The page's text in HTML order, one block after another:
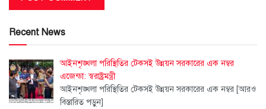
Recent News
আইনশৃঙ্খলা পরিস্থিতির টেকসই উন্নয়ন সরকারের এক নম্বর
এজেন্ডা: স্বরাষ্ট্রমন্ত্রী
আইনশৃঙ্খলা পরিস্থিতির টেকসই উন্নয়ন সরকারের এক নম্বর [আরও
বিস্তারিত পড়ুন]